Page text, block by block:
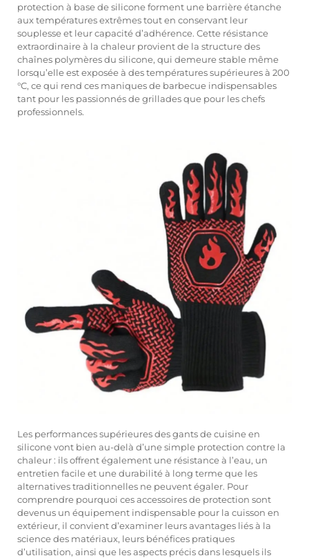
protection à base de silicone forment une barrière étanche
aux températures extrêmes tout en conservant leur
souplesse et leur capacité d’adhérence. Cette résistance
extraordinaire à la chaleur provient de la structure des
chaînes polymères du silicone, qui demeure stable même
lorsqu’elle est exposée à des températures supérieures à 200
°C, ce qui rend ces maniques de barbecue indispensables
tant pour les passionnés de grillades que pour les chefs
professionnels.
Les performances supérieures des gants de cuisine en
silicone vont bien au-delà d’une simple protection contre la
chaleur : ils offrent également une résistance à l’eau, un
entretien facile et une durabilité à long terme que les
alternatives traditionnelles ne peuvent égaler. Pour
comprendre pourquoi ces accessoires de protection sont
devenus un équipement indispensable pour la cuisson en
extérieur, il convient d’examiner leurs avantages liés à la
science des matériaux, leurs bénéfices pratiques
d’utilisation, ainsi que les aspects précis dans lesquels ils